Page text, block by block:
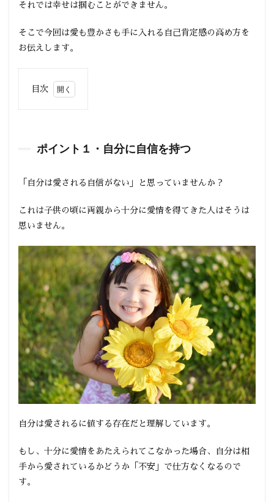
それでは幸せは掴むことができません。
そこで今回は愛も豊かさも手に入れる自己肯定感の高め方を
お伝えします。
目次
自分
持つ
２・
自分
力に
気付
く
3
３・
彼以
外の
楽し
みを
見つ
ける
ポイント１・自分に自信を持つ
「自分は愛される自信がない」と思っていませんか？
これは子供の頃に両親から十分に愛情を得てきた人はそうは
思いません。
自分は愛されるに値する存在だと理解しています。
もし、十分に愛情をあたえられてこなかった場合、自分は相
手から愛されているかどうか「不安」で仕方なくなるので
す。